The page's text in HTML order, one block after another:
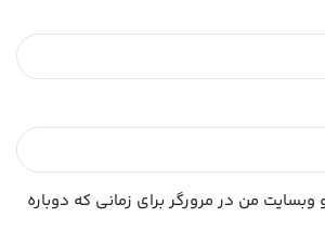
وبسایت من در مرورگر برای زمانی که دوباره